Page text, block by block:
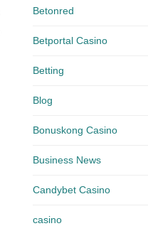
Betonred
Betportal Casino
Betting
Blog
Bonuskong Casino
Business News
Candybet Casino
casino